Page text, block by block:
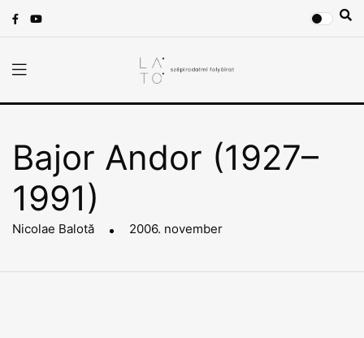
Bajor Andor (1927–
1991)
Nicolae Balotă 2006. november